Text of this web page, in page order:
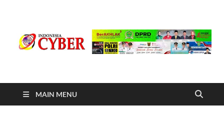
Indonesia Cyber
MAIN MENU